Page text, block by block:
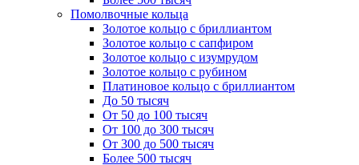
Помолвочные кольца
Золотое кольцо с бриллиантом
Золотое кольцо с сапфиром
Золотое кольцо с изумрудом
Золотое кольцо с рубином
Платиновое кольцо с бриллиантом
До 50 тысяч
От 50 до 100 тысяч
От 100 до 300 тысяч
От 300 до 500 тысяч
Более 500 тысяч